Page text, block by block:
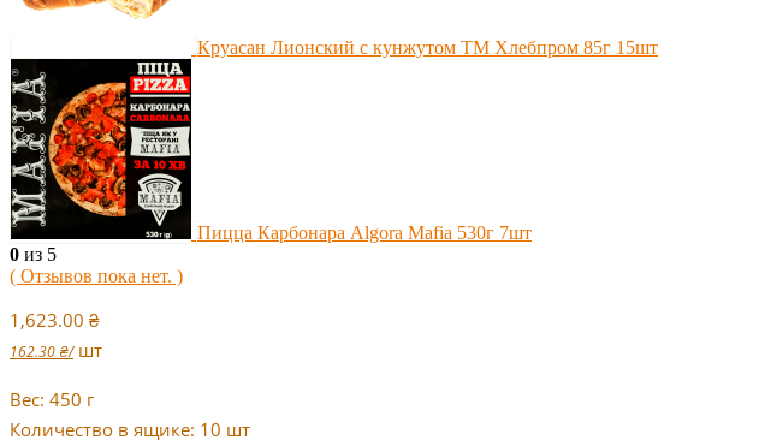
Круасан Лионский с кунжутом ТМ Хлебпром 85г 15шт
Пицца Карбонара Algora Mafia 530г 7шт
0 из 5
( Отзывов пока нет. )
1,623.00 ₴
162.30₴/ шт
Вес: 450 г
Количество в ящике: 10 шт